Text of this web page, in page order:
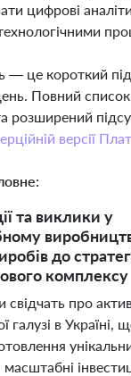
цифрові
— це короткий
Повний
розширений
версії
та виклики у
до
комплексу
свідчать про
галузі в Україні,